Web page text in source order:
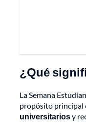
¿Qué
La Semana
propósito principal
universitariosy